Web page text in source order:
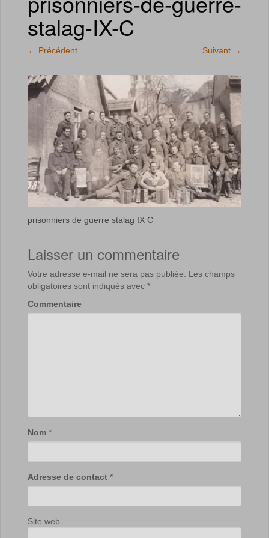
stalag-IX-C
← Précédent Suivant →
prisonniers de guerre stalag IX C
Laisser un commentaire
Votre adresse e-mail ne sera pas publiée.
Les champs
obligatoires sont indiqués avec *
Commentaire
Nom *
Adresse de contact *
Site web